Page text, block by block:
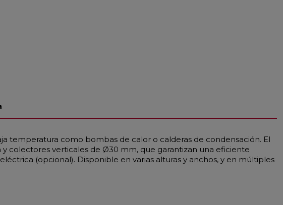
temperatura como bombas de calor o calderas de condensación. El
colectores verticales de Ø30 mm, que garantizan una eficiente
(opcional). Disponible en varias alturas y anchos, y en múltiples